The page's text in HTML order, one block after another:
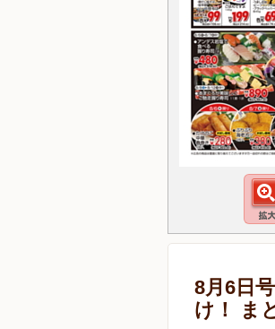
8月6日
け！ ま